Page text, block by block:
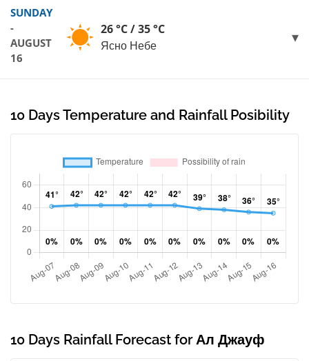
SUNDAY
-
AUGUST
16
26 °C / 35 °C
Ясно Небе
10 Days Temperature and Rainfall Posibility
10 Days Rainfall Forecast for Ал Джауф